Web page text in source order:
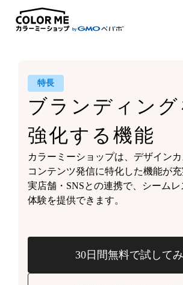
特長
ブランディング
強化する機能
カラーミーショップは、 デザイン
コンテンツ発信に特化した機能が充
実店舗・SNSとの連携で、 シーム
体験を提供できます。
30日間無料で試して